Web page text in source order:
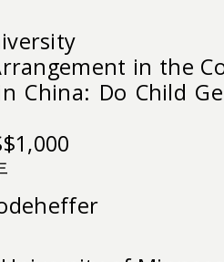
in the
China: Do Child